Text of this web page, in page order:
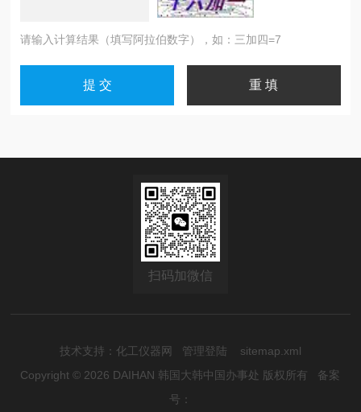
请输入计算结果（填写阿拉伯数字），如：三加四=7
扫码加微信
技术支持： 化工仪器网 管理登陆
sitemap.xml
Copyright © 2026 DAIHAN 韩国大韩中国办事处 版权所有 备案
号：